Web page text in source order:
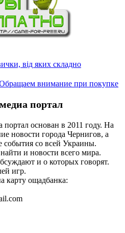
від яких складно
внимание при покупке
портал
основан в 2011 году. На
новости города Чернигов, а
события со всей Украины.
и новости всего мира.
и о которых говорят.
игр.
карту ощадбанка: